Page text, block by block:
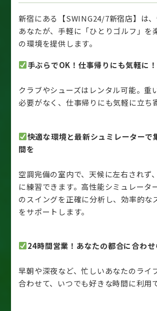
新宿にある【SWING24/7新宿店】は
あなたが、手軽に「ひとりゴルフ」を
の環境を提供します。
手ぶらでOK！仕事帰りにも気軽に！
クラブやシューズはレンタル可能。重
必要がなく、仕事帰りにも気軽に立ち
快適な環境と最新シュミレーターで
間を
空調完備の室内で、天候に左右されず
に練習できます。高性能シミュレータ
のスイングを正確に分析し、効率的な
をサポートします。
24時間営業！あなたの都合に合わせ
早朝や深夜など、忙しいあなたのライ
合わせて、いつでも好きな時間に利用